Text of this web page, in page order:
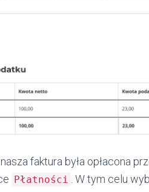
faktura była opłacona
Płatności . W tym celu